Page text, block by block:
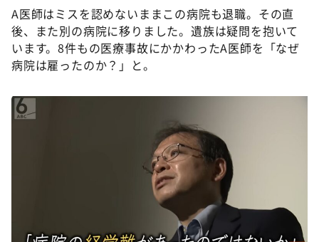
A医師はミスを認めないままこの病院も退職。その直
後、また別の病院に移りました。遺族は疑問を抱いて
います。8件もの医療事故にかかわったA医師を「なぜ
病院は雇ったのか？」と。